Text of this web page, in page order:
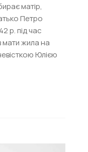
матір,
Петро
р. під час
мати жила на
Юлією